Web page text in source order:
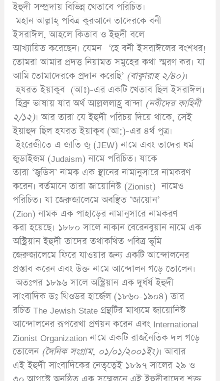
ইহুদী সম্প্রদায় বিভিন্ন খেতাবে পরিচিত।
মহান আল্লাহ্ পবিত্র কুরআনে তাদেরকে বনী
ইসরাঈল, আহলে কিতাব ও ইহুদী বলে
আখ্যায়িত করেছেন। যেমন- ‘হে বনী ইসরাঈলের বংশধর!
তোমরা আমার প্রদত্ত নিয়ামত সমুহের কথা স্মরণ কর। যা
আমি তোমাদেরকে প্রদান করেছি’ (বাক্বারাহ ২/৪০)।
হযরত ইয়াকুব (আঃ)-এর একটি খেতাব ছিল ইসরাঈল।
হিব্রু ভাষায় যার অর্থ আল্লললাহ্র বান্দা (নবীদের কাহিনী
২/১২)। আর তারা যে ইহুদী পরিচয় দিয়ে থাকে, সেই
ইয়াহুদ ছিল হযরত ইয়াকুব (আ:)-এর ৪র্থ পুত্র।
ইংরেজীতে এ জাতি জু (JEW) নামে এবং তাদের ধর্ম
জুডাইজম (Judaism) নামে পরিচিত। যাকে
তারা ‘জুডিস’ নামক এক স্থানের নামানুসারে নামকরণ
করেন। বর্তমানে তারা জায়োনিস্ট (Zionist) নামেও
পরিচিত। যা জেরুজালেমে অবস্থিত ‘জায়োন’
(Zion) নামক এক পাহাড়ের নামানুসারে নামকরণ
করা হয়েছে। ১৮৮০ সালে নাকান বেরেনবুয়ান নামে এক
অস্ট্রিয়ান ইহুদী তাদের তথাকথিত পবিত্র ভূমি
জেরুজালেমে ফিরে যাওয়ার জন্য একটি আন্দোলনের
প্রস্তাব করেন এবং উক্ত নামে আন্দোলন গড়ে তোলেন।
অতঃপর ১৮৯৬ সালে অস্ট্রিয়ান এক দুর্ধর্ষ ইহুদী
সাংবাদিক ডঃ থিওডর হার্জেল (১৮৬০-১৯০৪) তার
রচিত The Jewish State গ্রন্থটির মাধ্যমে জায়োনিস্ট
আন্দোলনের রূপরেখা প্রণয়ন করেন এবং International
Zionist Organization নামে একটি রাজনৈতিক দল গড়ে
তোলেন (দৈনিক সংগ্রাম, ০১/০১/২০০১ইং)। আবার
এই ইহুদী সাংবাদিকের নেতৃত্বেই ১৮৯৭ সালের ২৯ ও